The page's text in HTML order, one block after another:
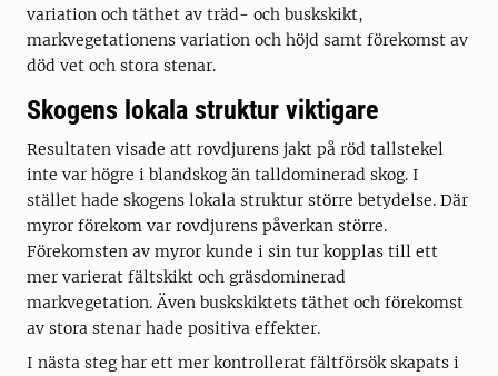
variation och täthet av träd- och buskskikt,
markvegetationens variation och höjd samt förekomst av
död vet och stora stenar.
Skogens lokala struktur viktigare
Resultaten visade att rovdjurens jakt på röd tallstekel
inte var högre i blandskog än talldominerad skog. I
stället hade skogens lokala struktur större betydelse. Där
myror förekom var rovdjurens påverkan större.
Förekomsten av myror kunde i sin tur kopplas till ett
mer varierat fältskikt och gräsdominerad
markvegetation. Även buskskiktets täthet och förekomst
av stora stenar hade positiva effekter.
I nästa steg har ett mer kontrollerat fältförsök skapats i